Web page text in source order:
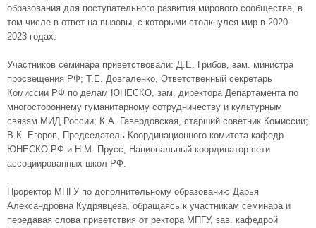
образования для поступательного развития мирового сообщества, в
том числе в ответ на вызовы, с которыми столкнулся мир в 2020–
2023 годах.
Участников семинара приветствовали: Д.Е. Грибов, зам. министра
просвещения РФ; Т.Е. Довгаленко, Ответственный секретарь
Комиссии РФ по делам ЮНЕСКО, зам. директора Департамента по
многостороннему гуманитарному сотрудничеству и культурным
связям МИД России; К.А. Гавердовская, старший советник Комиссии;
В.К. Егоров, Председатель Координационного комитета кафедр
ЮНЕСКО РФ и Н.М. Прусс, Национальный координатор сети
ассоциированных школ РФ.
Проректор МПГУ по дополнительному образованию Дарья
Александровна Кудрявцева, обращаясь к участникам семинара и
передавая слова приветствия от ректора МПГУ, зав. кафедрой